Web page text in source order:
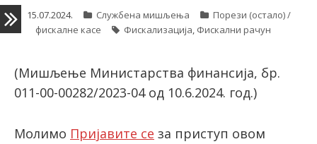
Претплата
15.07.2024. Службена мишљења
Порези (остало) /
фискалне касе
Фискализација, Фискални рачун
(Мишљење Министарства финансија, бр.
011-00-00282/2023-04 од 10.6.2024. год.)
Молимо Пријавите се за приступ овом